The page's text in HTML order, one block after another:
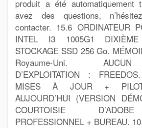
produit a été automatiquement
avez des questions,
contacter. 15.6 ORDINATEUR
INTEL I3 1005G1 DIXIÈME
STOCKAGE SSD 256 Go.
Royaume-Uni.
D’EXPLOITATION :
MISES À JOUR +
AUJOURD’HUI (VERSION
COURTOISIE
PROFESSIONNEL + BUREAU.